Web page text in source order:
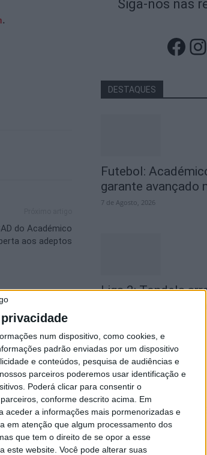
num dispositivo, como cookies, e
padrão enviadas por um dispositivo
e conteúdos, pesquisa de audiências e
parceiros poderemos usar identificação e
Poderá clicar para consentir o
conforme descrito acima. Em
aceder a informações mais pormenorizadas e
em atenção que algum processamento dos
que tem o direito de se opor a esse
este website. Você pode alterar suas
.
do Académico
aos adeptos
Siga-nos nas
DESTAQUES
Futebol:
garante avançado
7 de Agosto, 2026
Liga 2: Tondela
receção ao
Viseu: GNR
por furto de cobre
6 de Agosto, 2026